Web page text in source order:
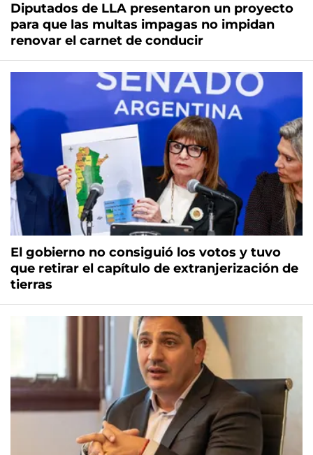
Diputados de LLA presentaron un proyecto
para que las multas impagas no impidan
renovar el carnet de conducir
El gobierno no consiguió los votos y tuvo
que retirar el capítulo de extranjerización de
tierras